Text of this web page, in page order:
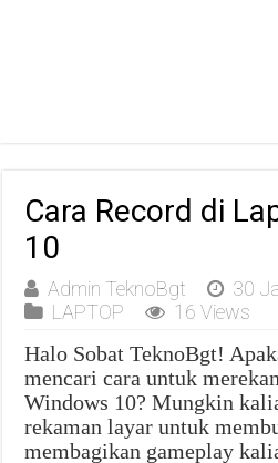
Cara Record di
10
Admin TeknoBgt
30
LAPTOP
16 Views
Halo Sobat TeknoBgt!
mencari cara untuk
Windows 10? Mungkin
rekaman layar untuk
membagikan gameplay